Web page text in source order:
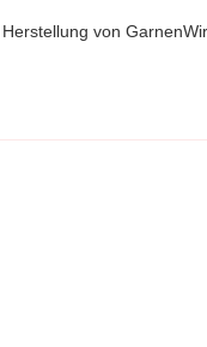
von